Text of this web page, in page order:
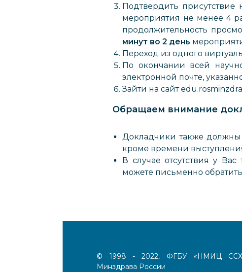
Подтвердить
мероприятия не менее 4
продолжительность
минут во 2 день
Переход из одного
По окончании всей
электронной почте,
Зайти на сайт
Обращаем внимание
Докладчики также должны
кроме времени
В случае отсутствия у
можете письменно
© 1998 - 2022, ФГБУ «НМИЦ ССХ
Минздрава России